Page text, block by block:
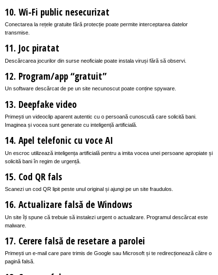
10. Wi-Fi public nesecurizat
Conectarea la rețele gratuite fără protecție poate permite interceptarea datelor
transmise.
11. Joc piratat
Descărcarea jocurilor din surse neoficiale poate instala viruși fără să observi.
12. Program/app “gratuit”
Un software descărcat de pe un site necunoscut poate conține spyware.
13. Deepfake video
Primești un videoclip aparent autentic cu o persoană cunoscută care solicită bani.
Imaginea și vocea sunt generate cu inteligență artificială.
14. Apel telefonic cu voce AI
Un escroc utilizează inteligența artificială pentru a imita vocea unei persoane apropiate și
solicită bani în regim de urgență.
15. Cod QR fals
Scanezi un cod QR lipit peste unul original și ajungi pe un site fraudulos.
16. Actualizare falsă de Windows
Un site îți spune că trebuie să instalezi urgent o actualizare. Programul descărcat este
malware.
17. Cerere falsă de resetare a parolei
Primești un e-mail care pare trimis de Google sau Microsoft și te redirecționează către o
pagină falsă.